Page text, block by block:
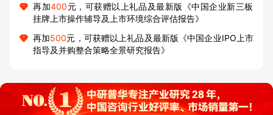
再加400元，可获赠以上礼品及最新版《中国企业新三板
挂牌上市操作辅导及上市环境综合评估报告》
再加500元，可获赠以上礼品及最新版《中国企业IPO上市
指导及并购整合策略全景研究报告》